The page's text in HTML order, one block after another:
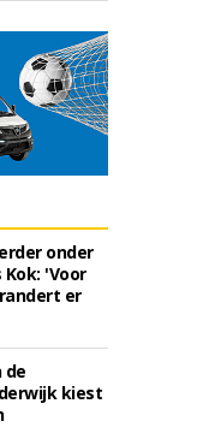
onder
'Voor
er
de
kiest